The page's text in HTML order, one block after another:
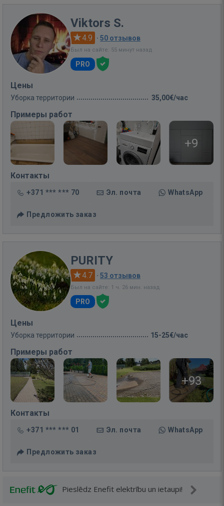
Viktors S.
4.9 · 50 отзывов
Был на сайте: 55 минут назад
PRO
Цены
Уборка территории 35,00€/час
Примеры работ
+9
Контакты
+371 *** *** 70 Эл. почта WhatsApp
Предложить заказ
PURITY
4.7 · 53 отзывов
Был на сайте: 1 ч. 26 мин. назад
PRO
Цены
Уборка территории 15-25€/час
Примеры работ
+93
Контакты
+371 *** *** 01 Эл. почта WhatsApp
Предложить заказ
Pieslēdz Enefit elektrību un ietaupi!